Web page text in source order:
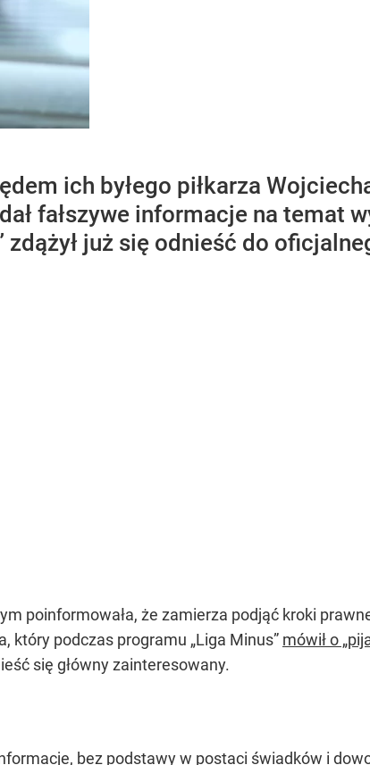
ich byłego piłkarza
fałszywe informacje na temat
zdążył już się odnieść do
poinformowała, że zamierza podjąć kroki
który podczas programu „Liga Minus” mówił o
się główny zainteresowany.
bez podstawy w postaci świadków i